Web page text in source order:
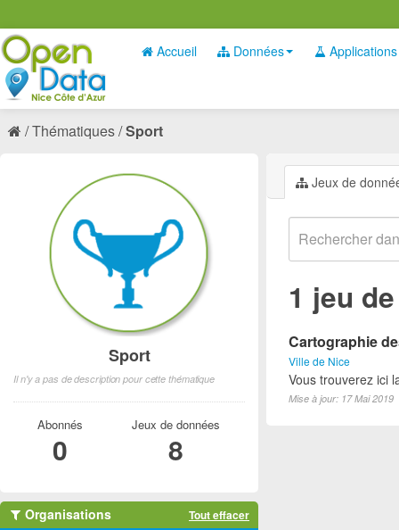
Accueil Données Applications
Thématiques Sport
Jeux de
1 jeu
Cartographie
Ville de Nice
Vous trouverez ici
Mise à jour: 17 Mai 2019
Sport
Il n'y a pas de description pour cette thématique
Abonnés
0
Jeux de données
8
Organisations Tout effacer